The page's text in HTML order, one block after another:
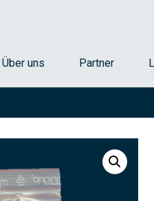
Über uns Partner